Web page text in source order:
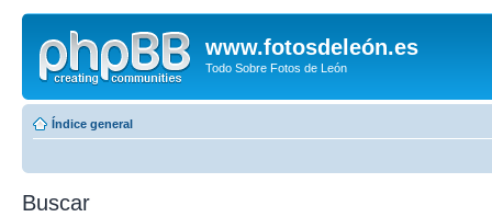
www.fotosdeleón.es
Todo Sobre Fotos de León
Índice general
Buscar